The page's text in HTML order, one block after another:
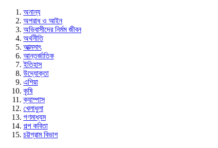
অনান্য
অপরাধ ও আইন
অভিবাসীদের নির্মম জীবন
অর্থনীতি
আত্মসাৎ
আন্তর্জাতিক
ইতিহাস
উদ্যোক্তা
এশিয়া
কৃষি
ক্যাম্পাস
খেলাধুলা
গণমাধ্যম
গল্প ক‌বিতা
চট্টগ্রাম বিভাগ